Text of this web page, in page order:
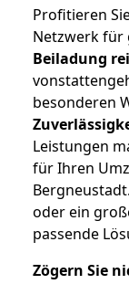
Profitieren
Netzwerk für
Beiladung
besonderen
Leistungen
für Ihren
oder ein
passende
Zögern Sie